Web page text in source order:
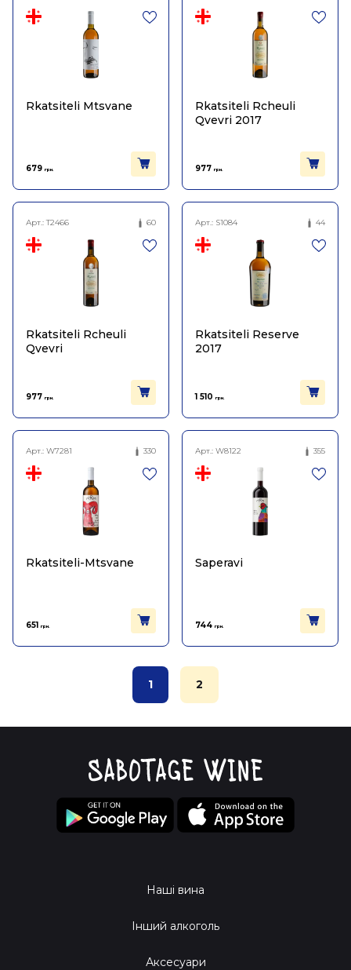
Rkatsiteli Mtsvane
679 грн.
Rkatsiteli Rcheuli
Qvevri 2017
977 грн.
Арт.:T2466 60
Rkatsiteli Rcheuli
Qvevri
977 грн.
Арт.: S1084 44
Rkatsiteli Reserve
2017
1 510 грн.
Арт.: W7281 330
Rkatsiteli-Mtsvane
651 грн.
Арт.: W8122 355
Saperavi
744 грн.
1 2
Наші вина
Інший алкоголь
Аксесуари